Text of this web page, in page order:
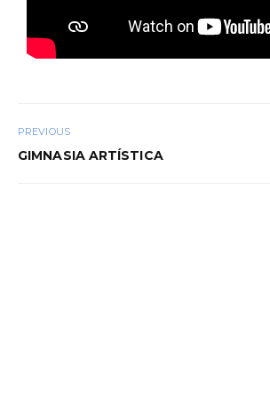
PREVIOUS
GIMNASIA ARTÍSTICA